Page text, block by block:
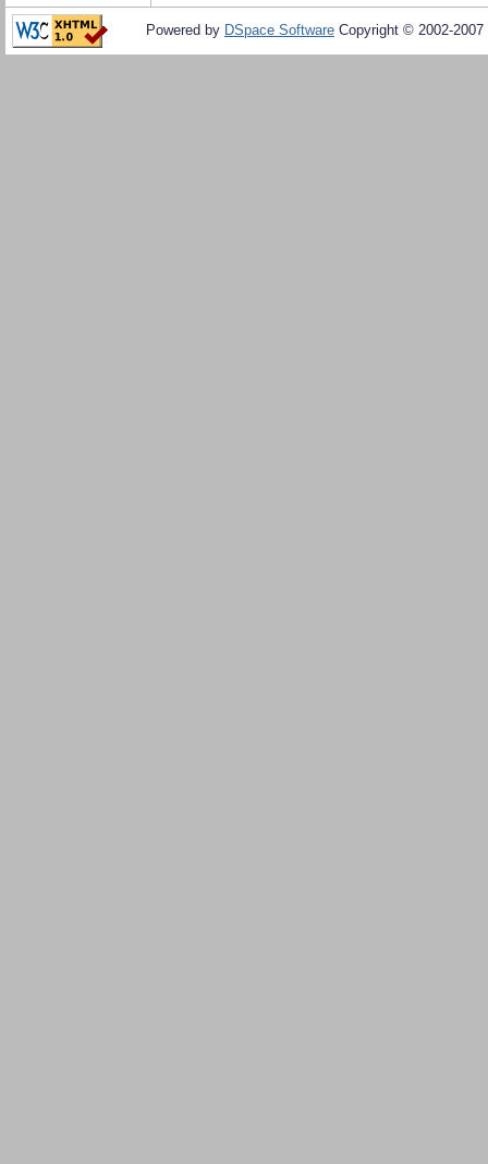
Powered by DSpace Software Copyright © 2002-2007